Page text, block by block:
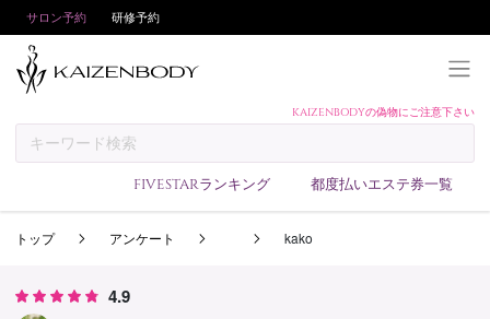
サロン予約 研修予約
KAIZENBODYの偽物にご注意下さい
FIVESTARランキング 都度払いエステ券一覧
予約方法
サロンランキング
トップ アンケート kako
4.9